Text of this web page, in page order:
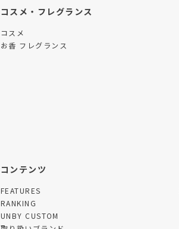
コスメ・フレグランス
コスメ
お香 フレグランス
コンテンツ
FEATURES
RANKING
UNBY CUSTOM